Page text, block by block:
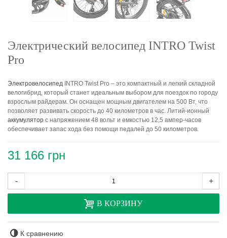
Электрический велосипед INTRO Twist
Pro
Электровелосипед INTRO Twist Pro – это компактный и легкий складной
велогибрид, который станет идеальным выбором для поездок по городу
взрослым райдерам. Он оснащен мощным двигателем на 500 Вт, что
позволяет развивать скорость до 40 километров в час. Литий-ионный
аккумулятор с напряжением 48 вольт и емкостью 12,5 ампер-часов
обеспечивает запас хода без помощи педалей до 50 километров.
31 166 грн
- +
В КОРЗИНУ
К сравнению